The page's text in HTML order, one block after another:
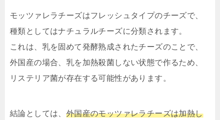
モッツァレラチーズはフレッシュタイプのチーズで、
種類としてはナチュラルチーズに分類されます。
これは、乳を固めて発酵熟成されたチーズのことで、
外国産の場合、乳を加熱殺菌しない状態で作るため、
リステリア菌が存在する可能性があります。
結論としては、 外国産のモッツァレラチーズは加熱し